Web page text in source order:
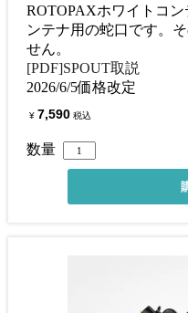
ROTOPAXホワイトコ
ンテナ用の蛇口です。
せん。
[PDF]SPOUT取説
2026/6/5価格改定
¥ 7,590 税込
数量